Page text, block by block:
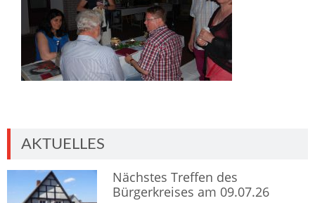
AKTUELLES
Nächstes Treffen des
Bürgerkreises am 09.07.26